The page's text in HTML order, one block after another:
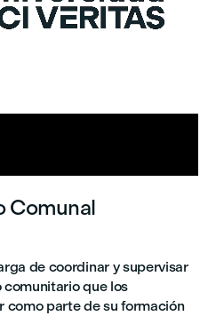
Comunal
de coordinar y supervisar
que los
parte de su formación